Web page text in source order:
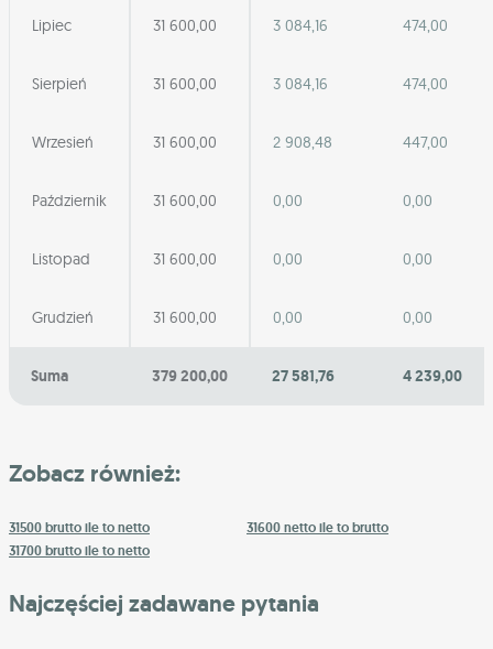
Lipiec 31 600,00 3 084,16 474,00
Sierpień 31 600,00 3 084,16 474,00
Wrzesień 31 600,00 2 908,48 447,00
Październik 31 600,00 0,00 0,00
Listopad 31 600,00 0,00 0,00
Grudzień 31 600,00 0,00 0,00
Suma 379 200,00 27 581,76 4 239,00
Zobacz również:
31500 brutto ile to netto
31600 netto ile to brutto
31700 brutto ile to netto
Najczęściej zadawane pytania